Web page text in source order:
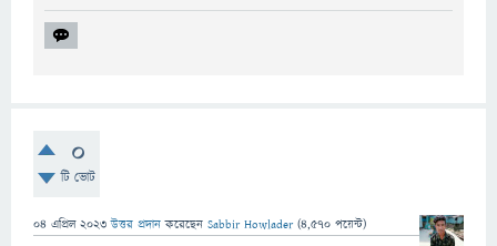
0
টি ভোট
04 এপ্রিল 2023 উত্তর প্রদান করেছেন Sabbir Howlader (4,570 পয়েন্ট)